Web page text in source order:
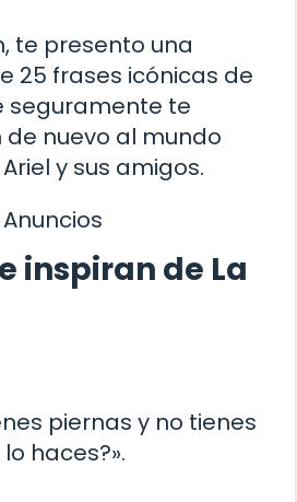
te presento una
25 frases icónicas de
seguramente te
nuevo al mundo
y sus amigos.
Anuncios
inspiran de La
piernas y no tienes
haces?».